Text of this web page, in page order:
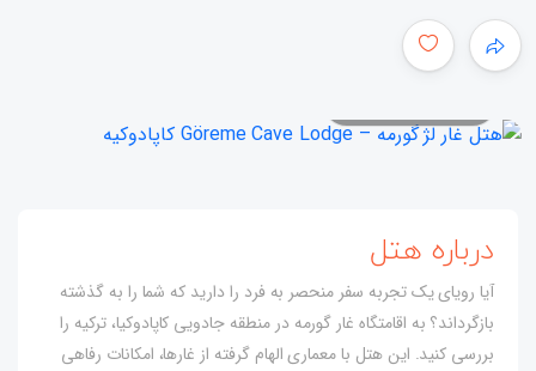
درباره هتل
آیا رویای یک تجربه سفر منحصر به فرد را دارید که شما را به گذشته
بازگرداند؟ به اقامتگاه غار گورمه در منطقه جادویی کاپادوکیا، ترکیه را
بررسی کنید. این هتل با معماری الهام گرفته از غارها، امکانات رفاهی